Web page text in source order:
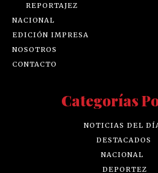
REPORTAJEZ
NACIONAL
EDICIÓN IMPRESA
NOSOTROS
CONTACTO
Categorías
NOTICIAS DEL
DESTACADOS
NACIONAL
DEPORTEZ